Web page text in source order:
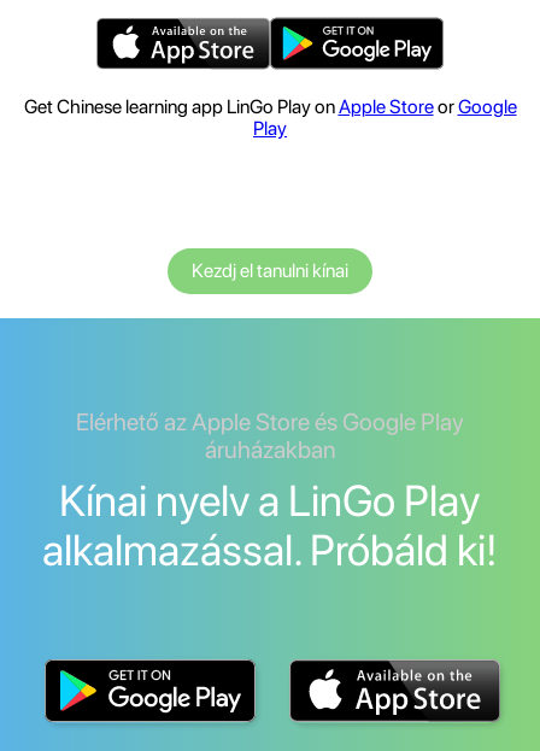
Get Chinese learning app LinGo Play onApple StoreorGoogle
Play
Kezdj el tanulni kínai
Elérhető az Apple Store és Google Play
áruházakban
Kínai nyelv a LinGo Play
alkalmazással. Próbáld ki!